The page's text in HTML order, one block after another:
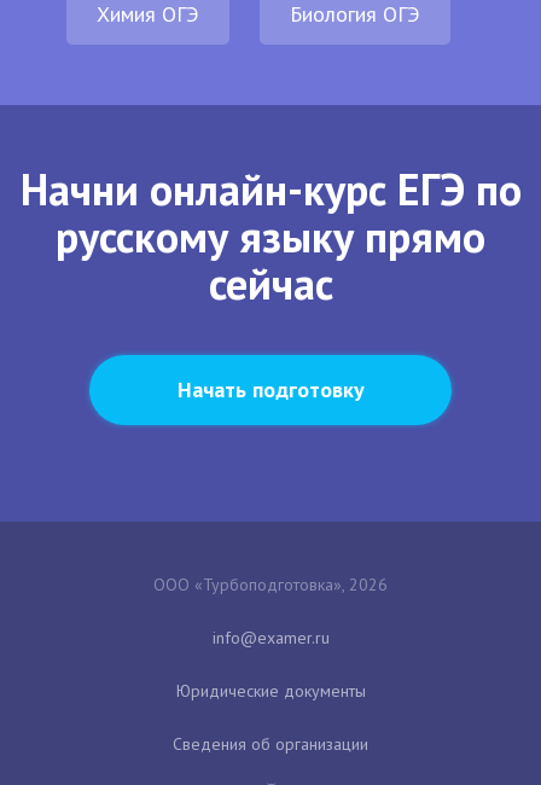
Химия ОГЭ Биология ОГЭ
Начни онлайн-курс ЕГЭ по
русскому языку прямо
сейчас
Начать подготовку
ООО «Турбоподготовка», 2026
Юридические документы
Сведения об организации